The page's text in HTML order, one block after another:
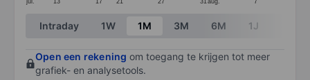
End of interactive chart.
Intraday 1W 1M 3M 6M 1J
Open een rekening om toegang te krijgen tot meer
grafiek- en analysetools.